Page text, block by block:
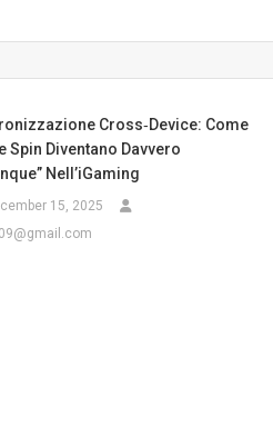
Cross‑device: Come
Spin Diventano Davvero
Nell’iGaming
15, 2025